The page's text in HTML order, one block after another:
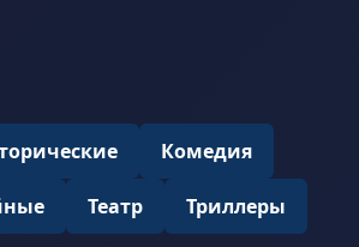
Комедия
Театр Триллеры